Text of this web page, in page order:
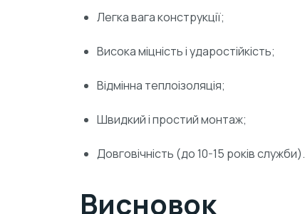
Легка вага конструкції;
Висока міцність і ударостійкість;
Відмінна теплоізоляція;
Швидкий і простий монтаж;
Довговічність (до 10-15 років служби).
Висновок